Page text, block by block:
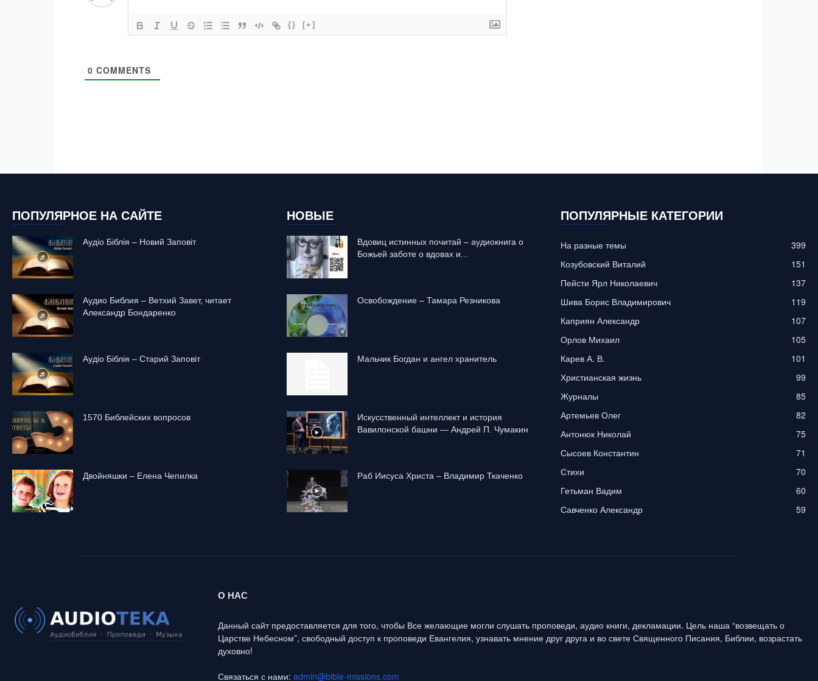
{} [+]
0 COMMENTS
ПОПУЛЯРНОЕ НА САЙТЕ
Аудіо Біблія – Новий Заповіт
Аудио Библия – Ветхий Завет, читает
Александр Бондаренко
Аудіо Біблія – Старий Заповіт
1570 Библейских вопросов
Двойняшки – Елена Чепилка
НОВЫЕ
Вдовиц истинных почитай – аудиокнига о
Божьей заботе о вдовах и...
Освобождение – Тамара Резникова
Mальчик Богдан и ангел хранитель
Искусственный интеллект и история
Вавилонской башни — Андрей П. Чумакин
Раб Иисуса Христа – Владимир Ткаченко
ПОПУЛЯРНЫЕ КАТЕГОРИИ
На разные темы
399
Козубовский Виталий
151
Пейсти Ярл Николаевич
137
Шива Борис Владимирович
119
Каприян Александр
107
Орлов Михаил
105
Карев А. В.
101
Христианская жизнь
99
Журналы
85
Артемьев Олег
82
Антонюк Николай
75
Сысоев Константин
71
Стихи
70
Гетьман Вадим
60
Савченко Александр
59
О НАС
Данный сайт предоставляется для того, чтобы Все желающие могли слушать проповеди, аудио книги, декламации. Цель наша “возвещать о
Царстве Небесном”, свободный доступ к проповеди Евангелия, узнавать мнение друг друга и во свете Священного Писания, Библии, возрастать
духовно!
Связаться с нами: admin@bible-missions.com